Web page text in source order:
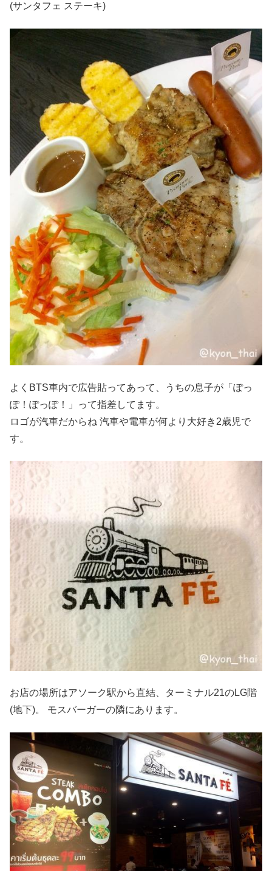
(サンタフェ ステーキ)
よくBTS車内で広告貼ってあって、うちの息子が「ぽっ
ぽ！ぽっぽ！」って指差してます。
ロゴが汽車だからね 汽車や電車が何より大好き2歳児で
す。
お店の場所はアソーク駅から直結、ターミナル21のLG階
(地下)。 モスバーガーの隣にあります。